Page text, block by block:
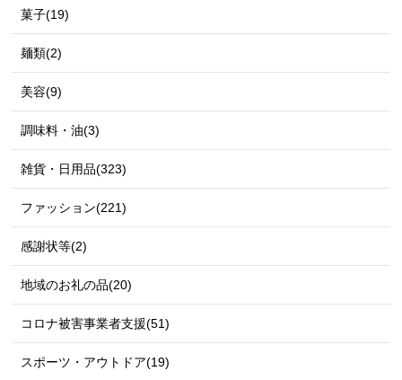
菓子(19)
麺類(2)
美容(9)
調味料・油(3)
雑貨・日用品(323)
ファッション(221)
感謝状等(2)
地域のお礼の品(20)
コロナ被害事業者支援(51)
スポーツ・アウトドア(19)